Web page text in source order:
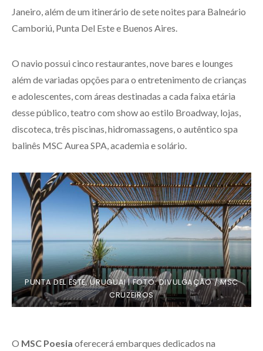
Janeiro, além de um itinerário de sete noites para Balneário
Camboriú, Punta Del Este e Buenos Aires.
O navio possui cinco restaurantes, nove bares e lounges
além de variadas opções para o entretenimento de crianças
e adolescentes, com áreas destinadas a cada faixa etária
desse público, teatro com show ao estilo Broadway, lojas,
discoteca, três piscinas, hidromassagens, o autêntico spa
balinês MSC Aurea SPA, academia e solário.
PUNTA DEL ESTE, URUGUAI | FOTO: DIVULGAÇÃO / MSC
CRUZEIROS
O MSC Poesia oferecerá embarques dedicados na